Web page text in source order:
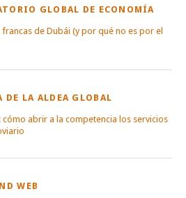
GLOBAL DE ECONOMÍA
de Dubái (y por qué no es por el
DE LA ALDEA GLOBAL
cómo abrir a la competencia los servicios
WEB